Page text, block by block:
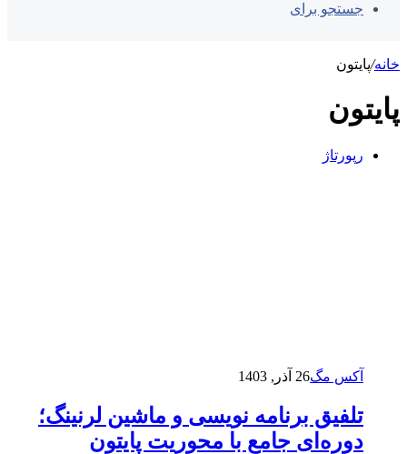
جستجو برای
خانه/پایتون
پایتون
رپورتاژ
آکس مگ26 آذر, 1403
تلفیق برنامه‌ نویسی و ماشین لرنینگ؛
دوره‌ای جامع با محوریت پایتون